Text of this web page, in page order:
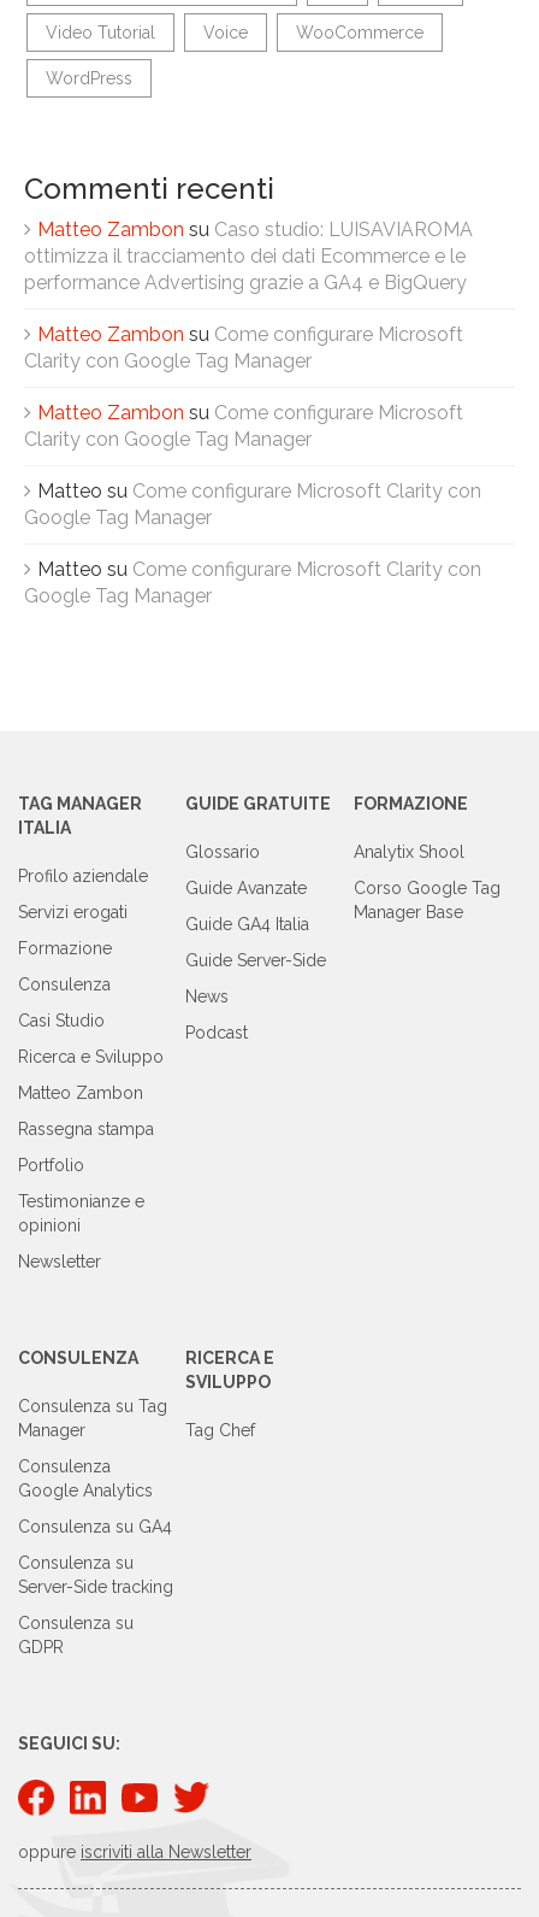
Video Tutorial Voice WooCommerce
WordPress
Commenti recenti
Matteo Zambon su Caso studio: LUISAVIAROMA
ottimizza il tracciamento dei dati Ecommerce e le
performance Advertising grazie a GA4 e BigQuery
Matteo Zambon su Come configurare Microsoft
Clarity con Google Tag Manager
Matteo Zambon su Come configurare Microsoft
Clarity con Google Tag Manager
Matteo su Come configurare Microsoft Clarity con
Google Tag Manager
Matteo su Come configurare Microsoft Clarity con
Google Tag Manager
TAG MANAGER
ITALIA
Profilo aziendale
Servizi erogati
Formazione
Consulenza
Casi Studio
Ricerca e Sviluppo
Matteo Zambon
Rassegna stampa
Portfolio
Testimonianze e
opinioni
Newsletter
GUIDE GRATUITE
Glossario
Guide Avanzate
Guide GA4 Italia
Guide Server-Side
News
Podcast
FORMAZIONE
Analytix Shool
Corso Google Tag
Manager Base
CONSULENZA
Consulenza su Tag
Manager
Consulenza
Google Analytics
Consulenza su GA4
Consulenza su
Server-Side tracking
Consulenza su
GDPR
RICERCA E
SVILUPPO
Tag Chef
SEGUICI SU:
oppure iscriviti alla Newsletter